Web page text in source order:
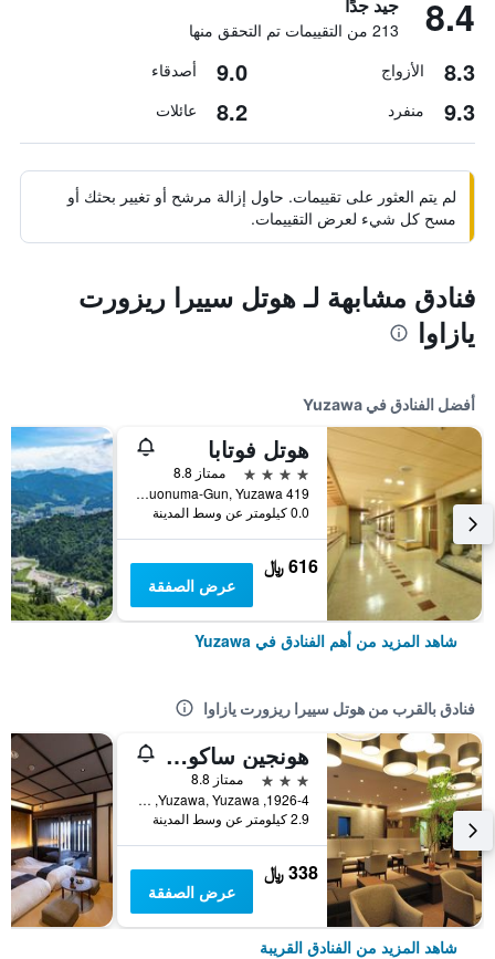
8.4 213 من التقييمات تم التحقق منها
8.3 الأزواج 9.0 أصدقاء
9.3 منفرد 8.2 عائلات
لم يتم العثور على تقييمات. حاول إزالة مرشح أو تغيير بحثك أو
مسح كل شيء لعرض التقييمات.
فنادق مشابهة لـ هوتل سييرا ريزورت
يازاوا
أفضل الفنادق في Yuzawa
هوتل فوتابا
4 نجوم
ممتاز 8.8
419 Yuzawa, Minamiuonuma-Gun, Yuzawa, اليابان
0.0 كيلومتر عن وسط المدينة
616 ﷼
عرض الصفقة
شاهد المزيد من أهم الفنادق في Yuzawa
فنادق بالقرب من هوتل سييرا ريزورت يازاوا
هونجين ساكورا-تي
3 نجوم
ممتاز 8.8
1926-4, Yuzawa, Yuzawa, اليابان
2.9 كيلومتر عن وسط المدينة
338 ﷼
عرض الصفقة
شاهد المزيد من الفنادق القريبة